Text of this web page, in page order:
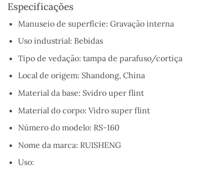
Especificações
Manuseio de superfície: Gravação interna
Uso industrial: Bebidas
Tipo de vedação: tampa de parafuso/cortiça
Local de origem: Shandong, China
Material da base: Svidro uper flint
Material do corpo: Vidro super flint
Número do modelo: RS-160
Nome da marca: RUISHENG
Uso: